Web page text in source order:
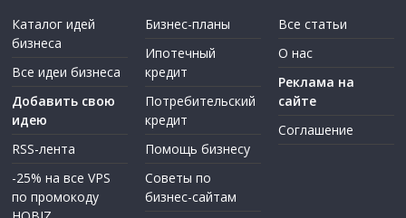
Каталог идей
бизнеса
Все идеи бизнеса
Добавить свою
идею
RSS-лента
-25% на все VPS
по промокоду
Бизнес-планы
Ипотечный
кредит
Потребительский
кредит
Помощь бизнесу
Советы по
бизнес-сайтам
Все статьи
О нас
Реклама на
сайте
Соглашение